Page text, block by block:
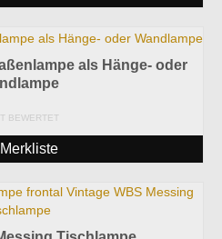
als Hänge- oder
BEWERTET